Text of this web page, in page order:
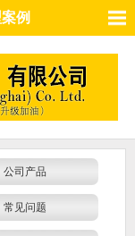
例
公司产品
常见问题